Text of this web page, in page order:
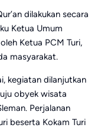
dilakukan secara
Ketua Umum
Ketua PCM Turi,
masyarakat.
kegiatan dilanjutkan
obyek wisata
Perjalanan
beserta Kokam Turi